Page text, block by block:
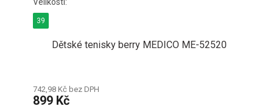
Dětské tenisky berry MEDICO ME-52520
742,98 Kč bez DPH
899 Kč
39